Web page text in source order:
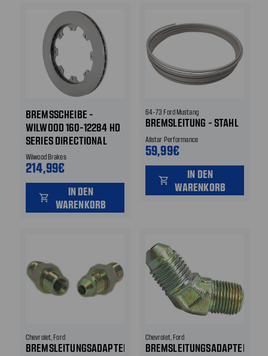
BREMSSCHEIBE -
WILWOOD 160-12284 HD
SERIES DIRECTIONAL
VANE - LINKS VORNE
ODER HINTEN - WILWOOD
NABEN MIT 8-LOCH
ROTORAUFNAHME
Wilwood Brakes
214,99€
shopping_cart
IN DEN
WARENKORB
64-73 Ford Mustang
BREMSLEITUNG - STAHL
Allstar Performance
59,99€
shopping_cart
IN DEN
WARENKORB
Chevrolet, Ford
BREMSLEITUNGSADAPTER
Chevrolet, Ford
BREMSLEITUNGSADAPTER